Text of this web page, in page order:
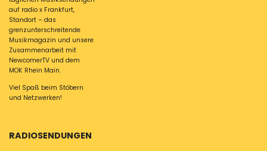
auf radio x Frankfurt,
Standort – das
grenzunterschreitende
Musikmagazin und unsere
Zusammenarbeit mit
NewcomerTV und dem
MOK Rhein Main.
Viel Spaß beim Stöbern
und Netzwerken!
RADIOSENDUNGEN